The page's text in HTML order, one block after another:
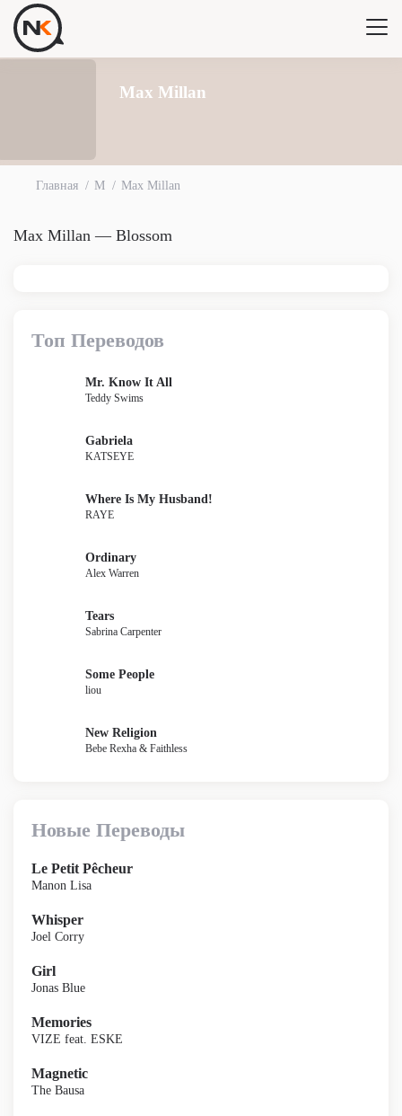
Max Millan
Главная M Max Millan
Max Millan — Blossom
Топ Переводов
Mr. Know It All
Teddy Swims
Gabriela
KATSEYE
Where Is My Husband!
RAYE
Ordinary
Alex Warren
Tears
Sabrina Carpenter
Some People
liou
New Religion
Bebe Rexha & Faithless
Новые Переводы
Le Petit Pêcheur
Manon Lisa
Whisper
Joel Corry
Girl
Jonas Blue
Memories
VIZE feat. ESKE
Magnetic
The Bausa